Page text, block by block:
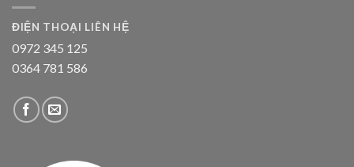
ĐIỆN THOẠI LIÊN HỆ
0972 345 125
0364 781 586